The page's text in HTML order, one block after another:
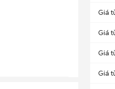
Giá
Giá
Giá
Giá